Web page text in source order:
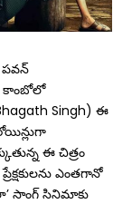
పవన్
కాంబోలో
Bhagath Singh) ఈ
ఈ చిత్రం
ఎంతగానో
సాంగ్ సినిమాకు